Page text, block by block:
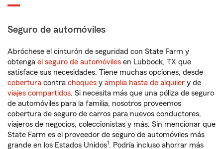
Seguro de automóviles
Abróchese el cinturón de seguridad con State Farm y
obtenga el seguro de automóviles en Lubbock, TX que
satisface sus necesidades. Tiene muchas opciones, desde
cobertura contra choques y amplia hasta de alquiler y de
viajes compartidos. Si necesita más que una póliza de seguro
de automóviles para la familia, nosotros proveemos
cobertura de seguro de carros para nuevos conductores,
viajeros de negocios, coleccionistas y más. Sin mencionar que
State Farm es el proveedor de seguro de automóviles más
grande en los Estados Unidos1. Podría incluso ahorrar más